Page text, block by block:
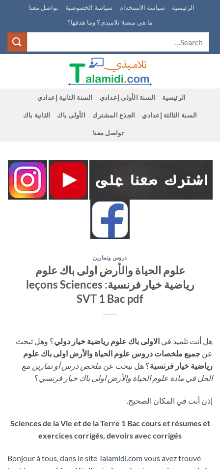
content
الرئيسية سياسة الاستخدام سياسة الخصوصية
تواصل معنا
ما هي منصة تلاميذي؟ وما هدفها؟
الرئيسية السنة الأولى إعدادي السنة الثانية إعدادي
السنة الثالثة إعدادي الجذع المشترك الأولى باك الثانية باك
تواصل معنا
دروس وتمارين
علوم الحياة والأرض اولى باك علوم
رياضية خيار فرنسية: leçons Sciences
SVT 1 Bac pdf
هل أنت تلميذ في الاولى باك علوم رياضية خيار دولي؟ وهل تبحث
عن جميع ملخصات دروس علوم الحياة والأرض اولى باك علوم
رياضية خيار فرنسية؟ هل تبحث عن ملخص درس أو تمارين مع
الحل في مادة علوم الحياة والأرض اولى باك خيار فرنسي؟
إذن أنت في المكان الصحيح.
Sciences de la Vie et de la Terre 1 Bac cours et résumes et
exercices corrigés, devoirs avec corrigés
Bonjour à tous, dans le siteTalamidi.comvous avez trouvé